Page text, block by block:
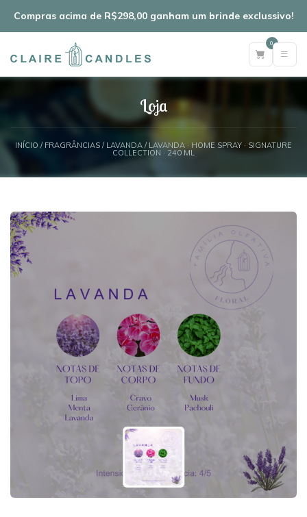
Compras acima de R$298,00 ganham um brinde exclussivo!
0
Loja
INÍCIO / FRAGRÂNCIAS / LAVANDA / LAVANDA · HOME SPRAY · SIGNATURE
COLLECTION · 240 ML